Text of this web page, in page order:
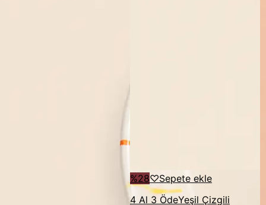
%28♡Sepete ekle
4 Al 3 ÖdeYeşil Çizgili